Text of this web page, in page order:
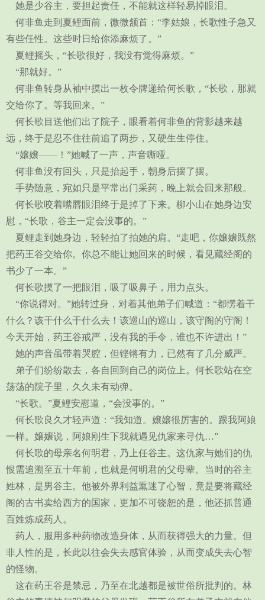
她是少谷主，要担起责任，不能就这样轻易掉眼泪。
何非鱼走到夏鲤面前，微微颔首：“李姑娘，长歌性子急又
有些任性。这些时日给你添麻烦了。”
夏鲤摇头，“长歌很好，我没有觉得麻烦。”
“那就好。”
何非鱼转身从袖中摸出一枚令牌递给何长歌，“长歌，那就
交给你了。等我回来。”
何长歌目送他们出了院子，眼看着何非鱼的背影越来越
远，终于是忍不住往前追了两步，又硬生生停住。
“嬢嬢——！”她喊了一声，声音嘶哑。
何非鱼没有回头，只是抬起手，朝身后摆了摆。
手势随意，宛如只是平常出门采药，晚上就会回来那般。
何长歌咬着嘴唇眼泪终于是掉了下来。柳小山在她身边安
慰，“长歌，谷主一定会没事的。”
夏鲤走到她身边，轻轻拍了拍她的肩。“走吧，你嬢嬢既然
把药王谷交给你。你总不能让她回来的时候，看见藏经阁的
书少了一本。”
何长歌摸了一把眼泪，吸了吸鼻子，用力点头。
“你说得对。”她转过身，对着其他弟子们喊道：“都愣着干
什么？该干什么干什么去！该巡山的巡山，该守阁的守阁！
今天开始，药王谷戒严，没有我的手令，谁也不许进出！”
她的声音虽带着哭腔，但铿锵有力，已然有了几分威严。
弟子们纷纷散去，各自回到自己的岗位上。何长歌站在空
荡荡的院子里，久久未有动弹。
“长歌。”夏鲤安慰道，“会没事的。”
何长歌良久才轻声道：“我知道。嬢嬢很厉害的。跟我阿娘
一样。嬢嬢说，阿娘刚生下我就遇见仇家来寻仇…”
何长歌的母亲名何明君，乃上任谷主。这仇家与她们的仇
恨需追溯至五十年前，也就是何明君的父母辈。当时的谷主
姓林，是男谷主。他被外界利益熏迷了心智，竟是要将藏经
阁的古书卖给西方的国家，更加不可饶恕的是，他还抓普通
百姓炼成药人。
药人，服用多种药物改造身体，从而获得强大的力量。但
非人性的是，长此以往会失去感官体验，从而变成失去心智
的怪物。
这在药王谷是禁忌，乃至在北越都是被世俗所批判的。林